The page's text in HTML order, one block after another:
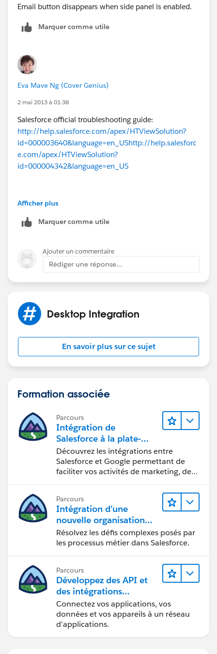
Email button disappears when side panel is enabled.
Marquer comme utile
Eva Mave Ng (Cover Genius)
2 mai 2013 à 01:38
Salesforce official troubleshooting guide:
http://help.salesforce.com/apex/HTViewSolution?
id=000003640&language=en_UShttp://help.salesforc
e.com/apex/HTViewSolution?
id=000004342&language=en_US
However, I installed MS VSTO 2010 Runtime x64 and I
button) in my MS OUtlook 2007, Window 7 64 bits
Refer here for download and installation:
https://success.salesforce.com/questionDetail?
qid=a1X30000000KOeaEAG&sort=newest_oldest
Afficher plus
Marquer comme utile
Ajouter un commentaire
Rédiger une réponse...
Desktop Integration
En savoir plus sur ce sujet
Formation associée
Parcours
Intégration de
Salesforce à la plate-
forme Google
Découvrez les intégrations entre
Salesforce et Google permettant de
faciliter vos activités de marketing, de
Parcours
Intégration d’une
nouvelle organisation
commerciale
Résolvez les défis complexes posés par
les processus métier dans Salesforce.
Parcours
Développez des API et
des intégrations
formidables avec
MuleSoft
Connectez vos applications, vos
données et vos appareils à un réseau
d’applications.